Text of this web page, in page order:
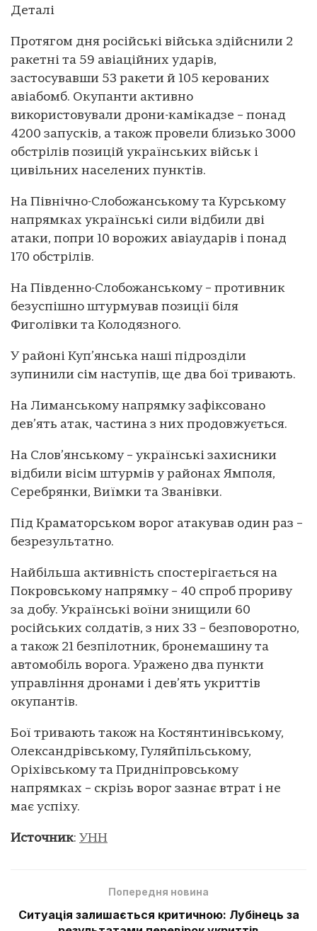
Деталі
Протягом дня російські війська здійснили 2
ракетні та 59 авіаційних ударів,
застосувавши 53 ракети й 105 керованих
авіабомб. Окупанти активно
використовували дрони-камікадзе – понад
4200 запусків, а також провели близько 3000
обстрілів позицій українських військ і
цивільних населених пунктів.
На Північно-Слобожанському та Курському
напрямках українські сили відбили дві
атаки, попри 10 ворожих авіаударів і понад
170 обстрілів.
На Південно-Слобожанському – противник
безуспішно штурмував позиції біля
Фиголівки та Колодязного.
У районі Куп’янська наші підрозділи
зупинили сім наступів, ще два бої тривають.
На Лиманському напрямку зафіксовано
дев’ять атак, частина з них продовжується.
На Слов’янському – українські захисники
відбили вісім штурмів у районах Ямполя,
Серебрянки, Виїмки та Званівки.
Під Краматорськом ворог атакував один раз –
безрезультатно.
Найбільша активність спостерігається на
Покровському напрямку – 40 спроб прориву
за добу. Українські воїни знищили 60
російських солдатів, з них 33 – безповоротно,
а також 21 безпілотник, бронемашину та
автомобіль ворога. Уражено два пункти
управління дронами і дев’ять укриттів
окупантів.
Бої тривають також на Костянтинівському,
Олександрівському, Гуляйпільському,
Оріхівському та Придніпровському
напрямках – скрізь ворог зазнає втрат і не
має успіху.
Источник: УНН
Попередня новина
Ситуація залишається критичною: Лубінець за